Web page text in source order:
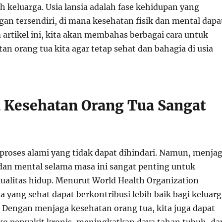
keluarga. Usia lansia adalah fase kehidupan yang
tersendiri, di mana kesehatan fisik dan mental
artikel ini, kita akan membahas berbagai cara untuk
orang tua kita agar tetap sehat dan bahagia di usia
Orang Tua Sangat
alami yang tidak dapat dihindari. Namun,
mental selama masa ini sangat penting untuk
hidup. Menurut World Health Organization
yang sehat dapat berkontribusi lebih baik bagi
menjaga kesehatan orang tua, kita juga dapat